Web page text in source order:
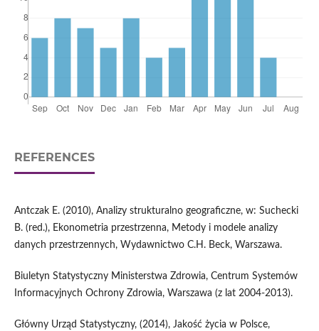
REFERENCES
Antczak E. (2010), Analizy strukturalno geograficzne, w: Suchecki
B. (red.), Ekonometria przestrzenna, Metody i modele analizy
danych przestrzennych, Wydawnictwo C.H. Beck, Warszawa.
Biuletyn Statystyczny Ministerstwa Zdrowia, Centrum Systemów
Informacyjnych Ochrony Zdrowia, Warszawa (z lat 2004-2013).
Główny Urząd Statystyczny, (2014), Jakość życia w Polsce,